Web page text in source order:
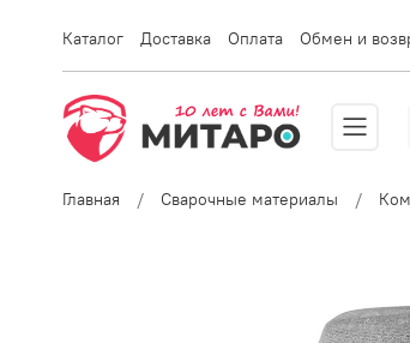
Каталог Доставка Оплата Обмен и
Главная Сварочные материалы